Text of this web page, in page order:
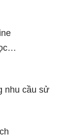
nhu cầu sử